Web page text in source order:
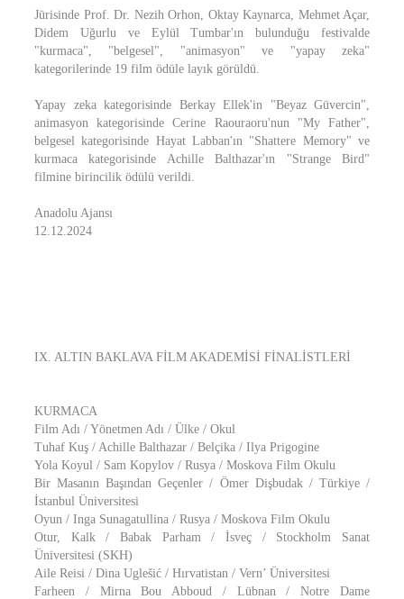
Jürisinde Prof. Dr. Nezih Orhon, Oktay Kaynarca, Mehmet Açar,
Didem Uğurlu ve Eylül Tumbar'ın bulunduğu festivalde
"kurmaca", "belgesel", "animasyon" ve "yapay zeka"
kategorilerinde 19 film ödüle layık görüldü.
Yapay zeka kategorisinde Berkay Ellek'in "Beyaz Güvercin",
animasyon kategorisinde Cerine Raouraoru'nun "My Father",
belgesel kategorisinde Hayat Labban'ın "Shattere Memory" ve
kurmaca kategorisinde Achille Balthazar'ın "Strange Bird"
filmine birincilik ödülü verildi.
Anadolu Ajansı
12.12.2024
IX. ALTIN BAKLAVA FİLM AKADEMİSİ FİNALİSTLERİ
KURMACA
Film Adı / Yönetmen Adı / Ülke / Okul
Tuhaf Kuş / Achille Balthazar / Belçika / Ilya Prigogine
Yola Koyul / Sam Kopylov / Rusya / Moskova Film Okulu
Bir Masanın Başından Geçenler / Ömer Dişbudak / Türkiye /
İstanbul Üniversitesi
Oyun / Inga Sunagatullina / Rusya / Moskova Film Okulu
Otur, Kalk / Babak Parham / İsveç / Stockholm Sanat
Üniversitesi (SKH)
Aile Reisi / Dina Uglešić / Hırvatistan / Vern’ Üniversitesi
Farheen / Mirna Bou Abboud / Lübnan / Notre Dame